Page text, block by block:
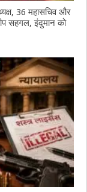
36 महासचिव और
सहगल, इंदुमान को